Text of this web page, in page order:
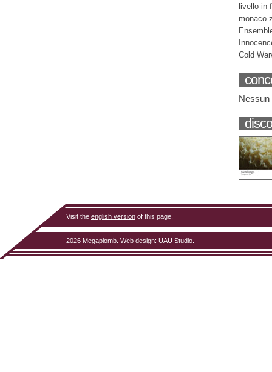
livello in
monaco
Cold
Nessun
Visit the english version of this page.
2026 Megaplomb. Web design: UAU Studio